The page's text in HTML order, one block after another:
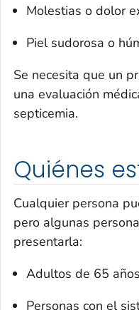
Molestias o dolor
Piel sudorosa o
Se necesita que un
una evaluación
septicemia.
Quiénes
Cualquier persona
pero algunas
presentarla:
Adultos de 65
Personas con el